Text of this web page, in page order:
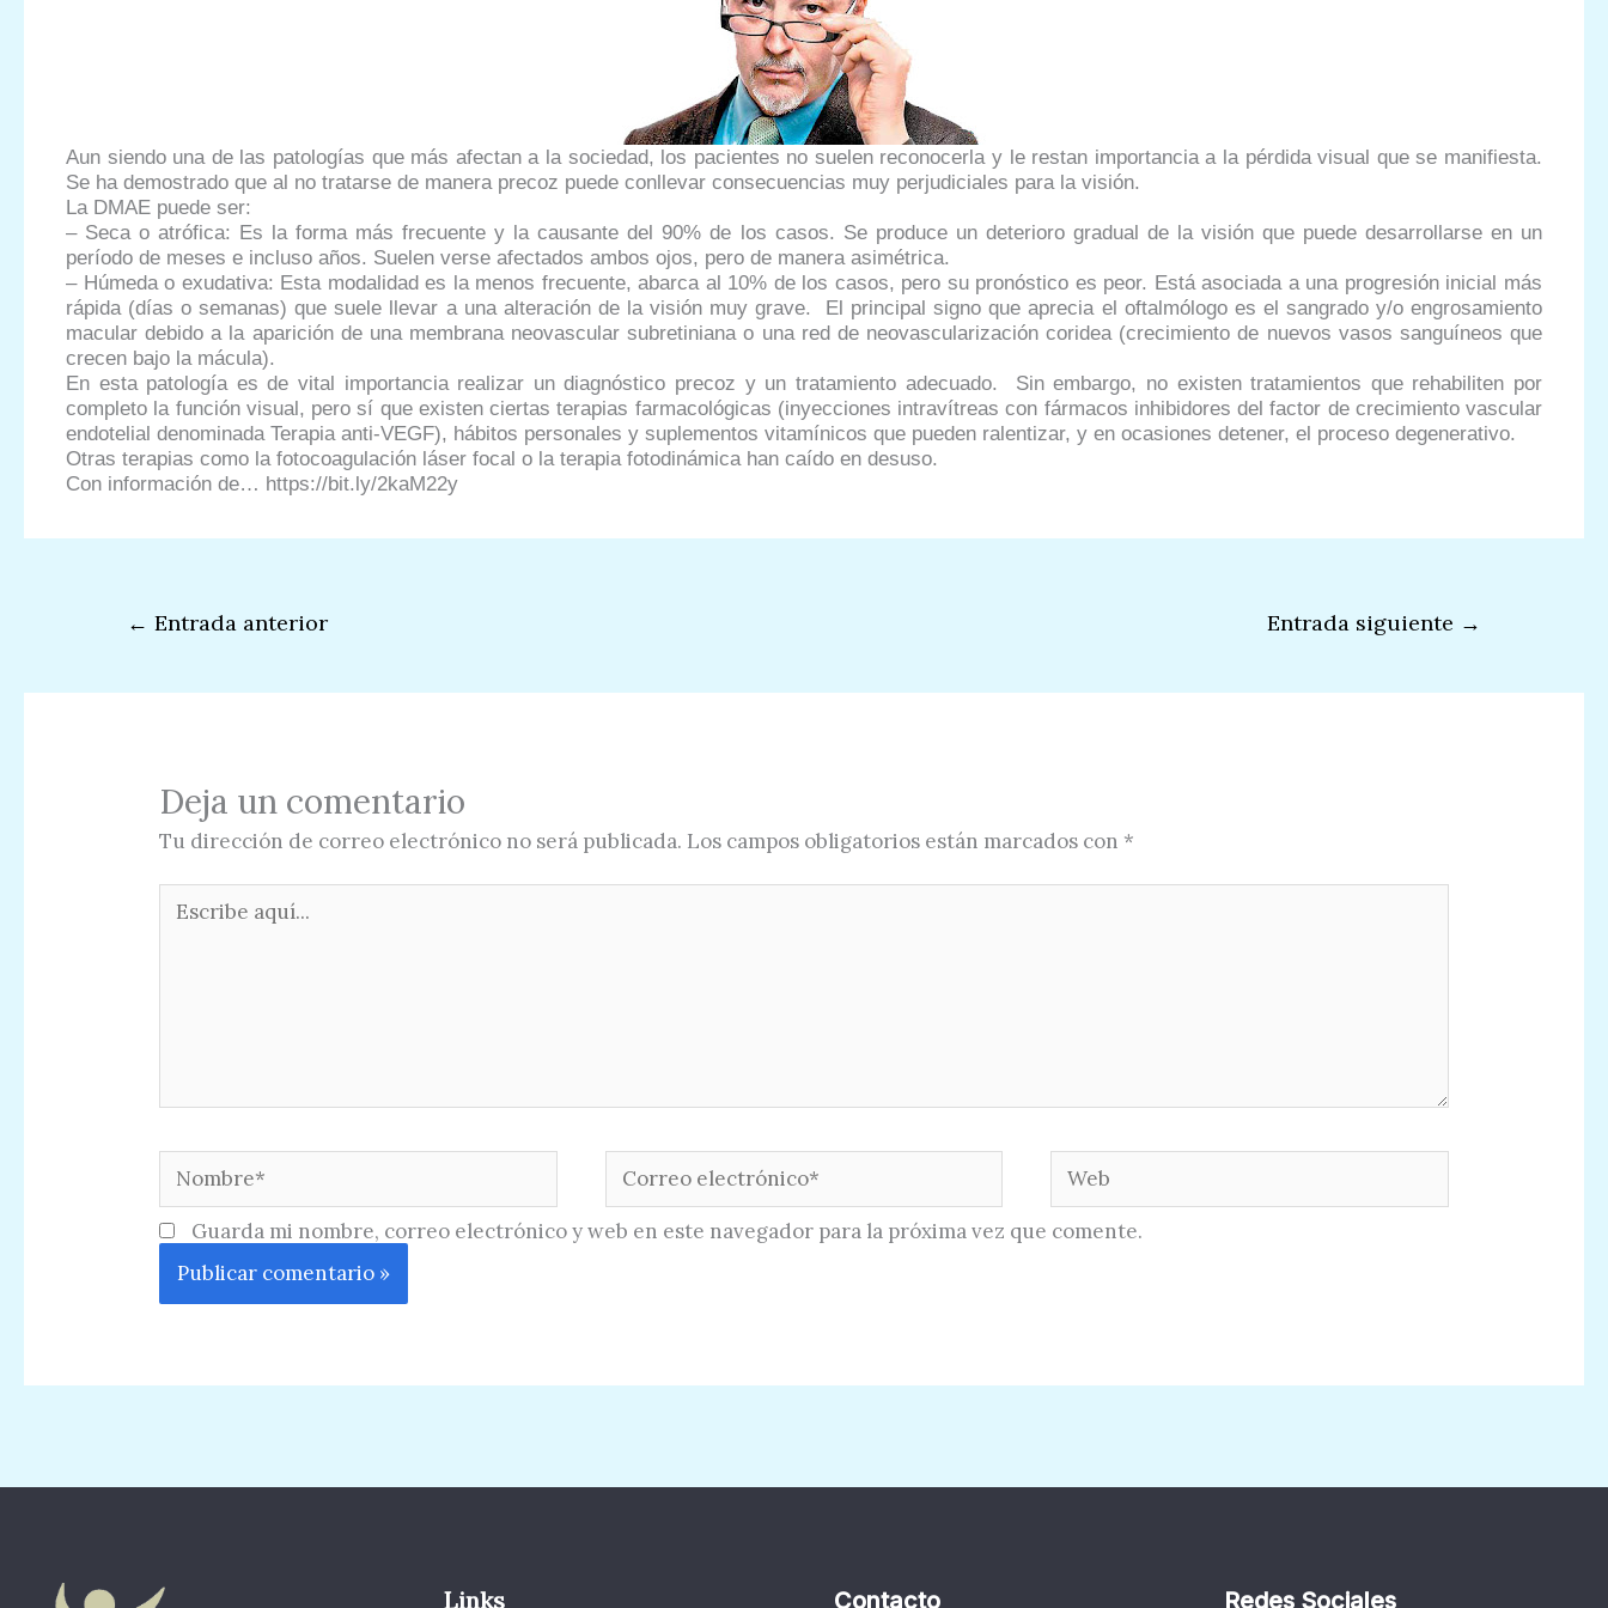
Aun siendo una de las patologías que más afectan a la sociedad, los pacientes no suelen reconocerla y le restan importancia a la pérdida visual que se manifiesta.
Se ha demostrado que al no tratarse de manera precoz puede conllevar consecuencias muy perjudiciales para la visión.
La DMAE puede ser:
– Seca o atrófica: Es la forma más frecuente y la causante del 90% de los casos. Se produce un deterioro gradual de la visión que puede desarrollarse en un
período de meses e incluso años. Suelen verse afectados ambos ojos, pero de manera asimétrica.
– Húmeda o exudativa: Esta modalidad es la menos frecuente, abarca al 10% de los casos, pero su pronóstico es peor. Está asociada a una progresión inicial más
rápida (días o semanas) que suele llevar a una alteración de la visión muy grave.
El principal signo que aprecia el oftalmólogo es el sangrado y/o engrosamiento
macular debido a la aparición de una membrana neovascular subretiniana o una red de neovascularización coridea (crecimiento de nuevos vasos sanguíneos que
crecen bajo la mácula).
En esta patología es de vital importancia realizar un diagnóstico precoz y un tratamiento adecuado.
Sin embargo, no existen tratamientos que rehabiliten por
completo la función visual, pero sí que existen ciertas terapias farmacológicas (inyecciones intravítreas con fármacos inhibidores del factor de crecimiento vascular
endotelial denominada Terapia anti-VEGF), hábitos personales y suplementos vitamínicos que pueden ralentizar, y en ocasiones detener, el proceso degenerativo.
Otras terapias como la fotocoagulación láser focal o la terapia fotodinámica han caído en desuso.
Con información de… https://bit.ly/2kaM22y
← Entrada anterior Entrada siguiente →
Deja un comentario
Tu dirección de correo electrónico no será publicada. Los campos obligatorios están marcados con *
Escribe
aquí...
Nombre*
Correo
electrónico*
Web
Guarda mi nombre, correo electrónico y web en este navegador para la próxima vez que comente.
Links Contacto Redes Sociales